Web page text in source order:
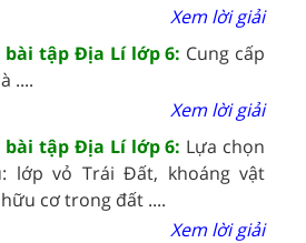
Xem lời giải
bài tập Địa Lí lớp 6: Cung cấp
....
Xem lời giải
bài tập Địa Lí lớp 6: Lựa chọn
lớp vỏ Trái Đất, khoáng vật
cơ trong đất ....
Xem lời giải